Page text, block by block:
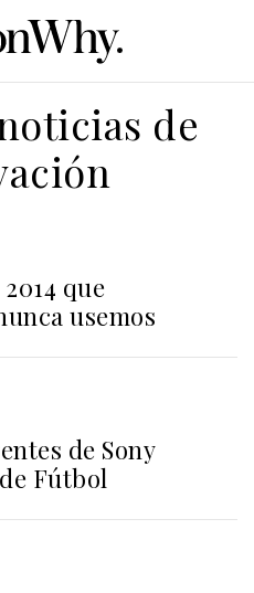
de
que
usemos
de Sony
Fútbol